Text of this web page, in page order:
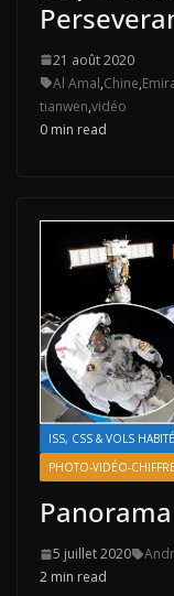
21 août 2020
Al Amal,Chine,
tianwen,vidéo
0 min read
ISS, CSS & VOLS
PHOTO-VIDÉO-
Panorama
5 juillet 2020
2 min read